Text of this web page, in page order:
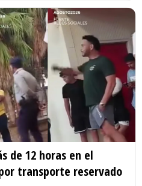
de 12 horas en el
transporte reservado